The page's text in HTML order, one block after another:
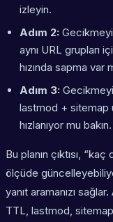
izleyin.
Adım 2:
aynı URL grupları
hızında sapma var
Adım 3:
lastmod + sitemap
hızlanıyor mu bakın.
Bu planın çıktısı,
ölçüde
yanıt aramanızı
TTL, lastmod,